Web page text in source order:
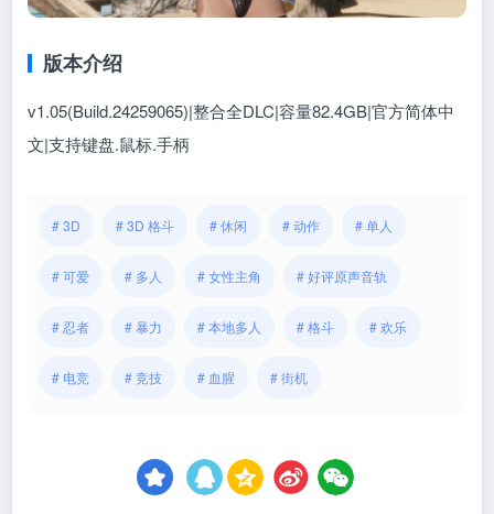
版本介绍
v1.05(Build.24259065)|整合全DLC|容量82.4GB|官方简体中
文|支持键盘.鼠标.手柄
# 3D # 3D 格斗 # 休闲 # 动作 # 单人
# 可爱 # 多人 # 女性主角 # 好评原声音轨
# 忍者 # 暴力 # 本地多人 # 格斗 # 欢乐
# 电竞 # 竞技 # 血腥 # 街机